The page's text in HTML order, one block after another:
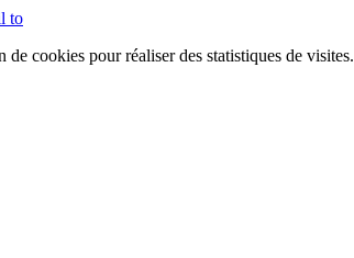
to
cookies pour réaliser des statistiques de visites.